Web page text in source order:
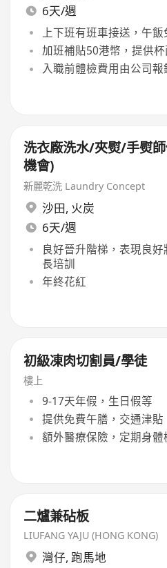
6天/週
上下班有班車接送，午飯
加班補貼50港幣，提供
入職前體檢費用由公司報
洗衣廠洗水/夾熨/手熨
機會)
新麗乾洗 Laundry Concept
沙田, 火炭
6天/週
良好晉升階梯，表現良
長培訓
年終花紅
初級凍肉切割員/學徒
樓上
9-17天年假，生日假等
提供免費午膳，交通津貼
額外醫療保險，定期身體
二爐兼砧板
LIUFANG YAJU (HONG KONG)
灣仔, 跑馬地